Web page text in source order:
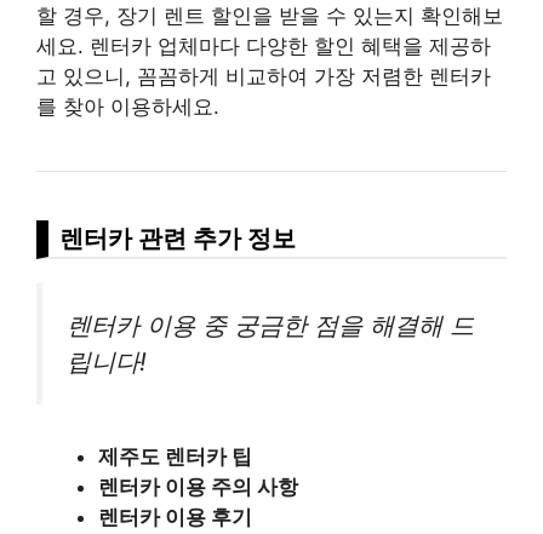
할 경우, 장기 렌트 할인을 받을 수 있는지 확인해보
세요. 렌터카 업체마다 다양한 할인 혜택을 제공하
고 있으니, 꼼꼼하게 비교하여 가장 저렴한 렌터카
를 찾아 이용하세요.
렌터카 관련 추가 정보
렌터카 이용 중 궁금한 점을 해결해 드
립니다!
제주도 렌터카 팁
렌터카 이용 주의 사항
렌터카 이용 후기